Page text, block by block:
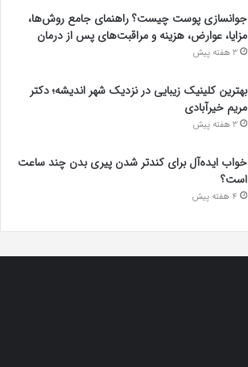
جوانسازی پوست چیست؟ راهنمای جامع روش‌ها،
مزایا، عوارض، هزینه و مراقبت‌های پس از درمان
3 هفته پیش
بهترین کلینیک زیبایی در نزدیک شهر اندیشه؛ دکتر
مریم خیرآبادی
3 هفته پیش
خواب ایده‌آل برای کندتر شدن پیری بدن چند ساعت
است؟
4 هفته پیش